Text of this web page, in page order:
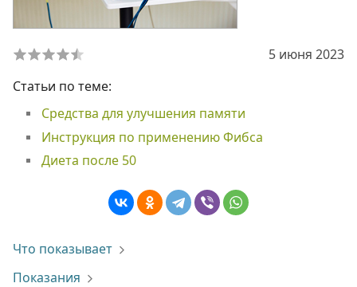
5 июня 2023
Статьи по теме:
Средства для улучшения памяти
Инструкция по применению Фибса
Диета после 50
Что показывает
Показания